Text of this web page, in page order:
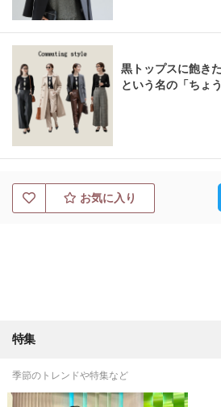
黒トップスに飽き
という名の「ちょ
お気に入り
特集
季節のトレンドや特集など